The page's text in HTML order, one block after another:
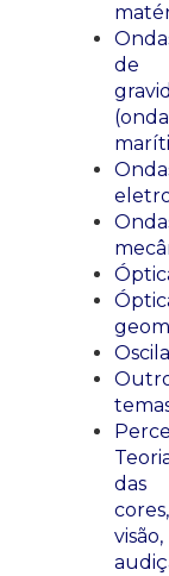
de
das
cores,
visão,